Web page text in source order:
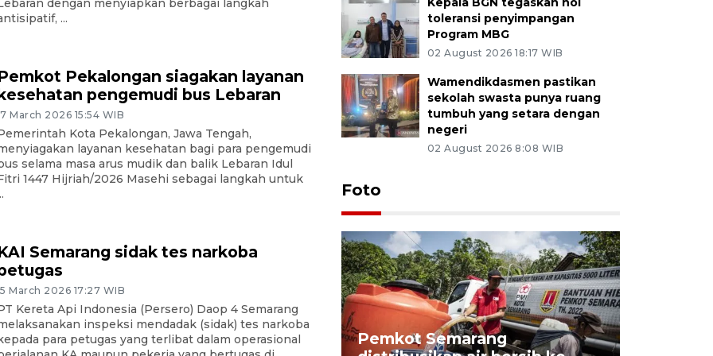
dengan menyiapkan berbagai langkah
...
Pekalongan siagakan layanan
pengemudi bus Lebaran
March 2026 15:54 WIB
Kota Pekalongan, Jawa Tengah,
layanan kesehatan bagi para pengemudi
selama masa arus mudik dan balik Lebaran Idul
1447 Hijriah/2026 Masehi sebagai langkah untuk
Semarang sidak tes narkoba
March 2026 17:27 WIB
Kereta Api Indonesia (Persero) Daop 4 Semarang
inspeksi mendadak (sidak) tes narkoba
para petugas yang terlibat dalam operasional
toleransi penyimpangan
Program MBG
02 August 2026 18:17 WIB
Wamendikdasmen pastikan
sekolah swasta punya ruang
tumbuh yang setara dengan
negeri
02 August 2026 8:08 WIB
Foto
Kemarau memuncak, air
Pemkot Semarang